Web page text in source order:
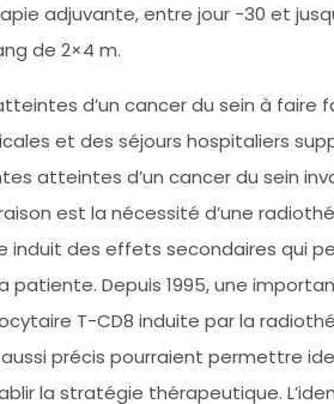
adjuvante, entre jour -30 et
de 2×4 m.
d’un cancer du sein à faire
et des séjours hospitaliers
atteintes d’un cancer du sein
est la nécessité d’une
induit des effets secondaires qui
Depuis 1995, une
T-CD8 induite par la
précis pourraient permettre
la stratégie thérapeutique.